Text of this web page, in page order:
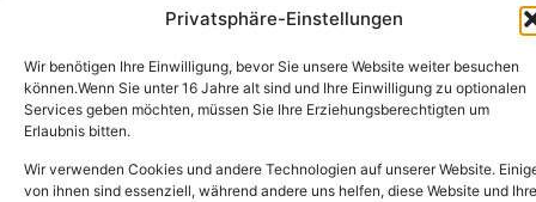
Privatsphäre-Einstellungen
Wir benötigen Ihre Einwilligung, bevor Sie unsere Website weiter besuchen
können.Wenn Sie unter 16 Jahre alt sind und Ihre Einwilligung zu optionalen
Services geben möchten, müssen Sie Ihre Erziehungsberechtigten um
Erlaubnis bitten.
Wir verwenden Cookies und andere Technologien auf unserer Website.
von ihnen sind essenziell, während andere uns helfen, diese Website und Ihre
Datenschutz